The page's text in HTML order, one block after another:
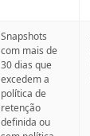
Snapshots
com mais de
30 dias que
excedem a
política de
retenção
definida ou